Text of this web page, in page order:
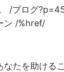
/ブログ
ン /%href/
なたを助ける